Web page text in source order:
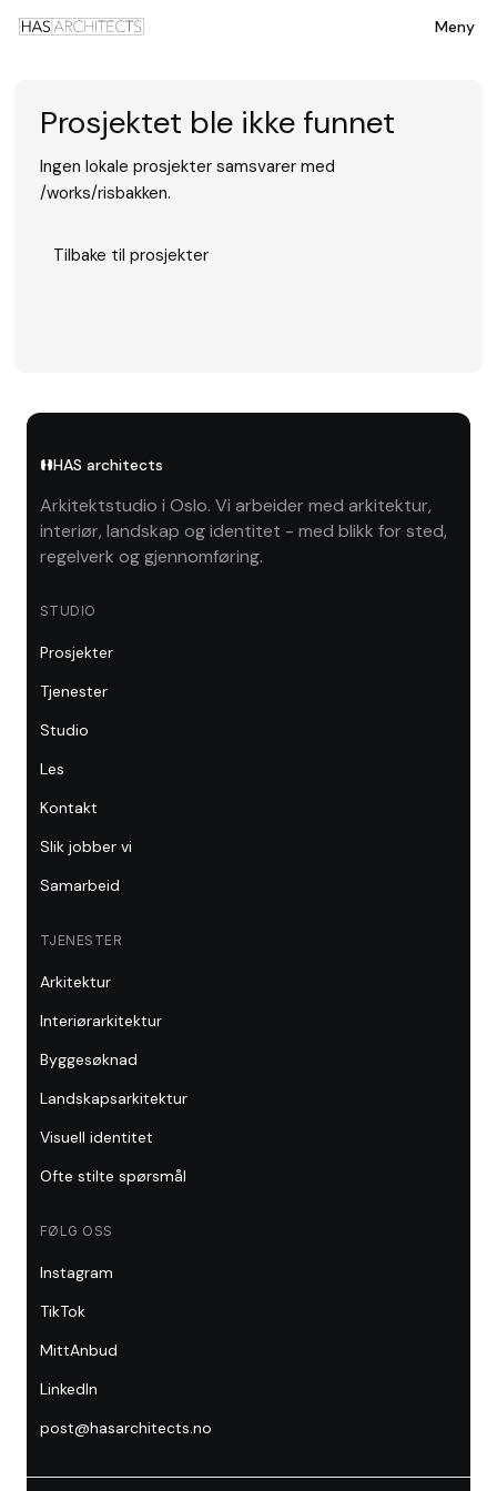
Meny
Prosjektet ble ikke funnet
Ingen lokale prosjekter samsvarer med
/works/risbakken.
Tilbake til prosjekter
HAS architects
Arkitektstudio i Oslo. Vi arbeider med arkitektur,
interiør, landskap og identitet - med blikk for sted,
regelverk og gjennomføring.
STUDIO
Prosjekter
Tjenester
Studio
Les
Kontakt
Slik jobber vi
Samarbeid
TJENESTER
Arkitektur
Interiørarkitektur
Byggesøknad
Landskapsarkitektur
Visuell identitet
Ofte stilte spørsmål
FØLG OSS
Instagram
TikTok
MittAnbud
LinkedIn
post@hasarchitects.no